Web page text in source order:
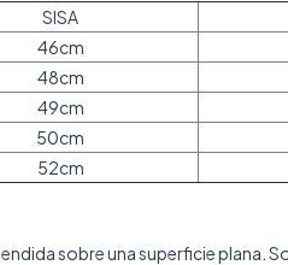
SISA
46cm
48cm
49cm
50cm
52cm
sobre una superficie plana.